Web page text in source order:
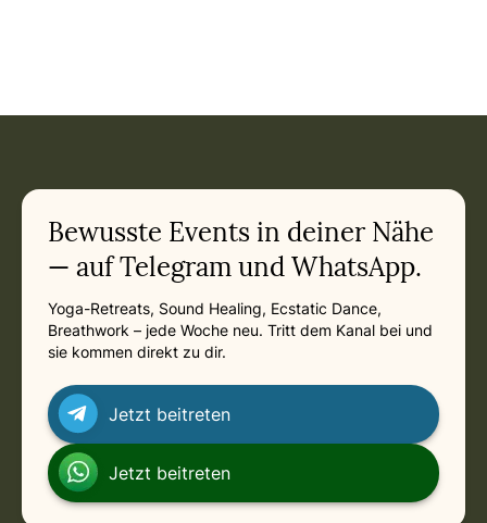
Related appointments
Bewusste Events in deiner Nähe
— auf Telegram und WhatsApp.
Yoga-Retreats, Sound Healing, Ecstatic Dance,
Breathwork – jede Woche neu. Tritt dem Kanal bei und
sie kommen direkt zu dir.
Jetzt beitreten
Jetzt beitreten